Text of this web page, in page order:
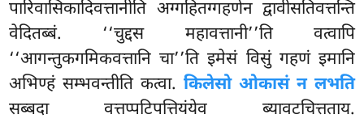
पारिवासिकादिवत्तानीति अग्गहितग्गहणेन द्वावीसतिवत्तन्ति
वेदितब्बं. ‘‘चुद्दस महावत्तानी’’ति वत्वापि
‘‘आगन्तुकगमिकवत्तानि चा’’ति इमेसं विसुं गहणं इमानि
अभिण्हं सम्भवन्तीति कत्वा. किलेसो ओकासं न लभति
सब्बदा वत्तप्पटिपत्तियंयेव ब्यावटचित्तताय.